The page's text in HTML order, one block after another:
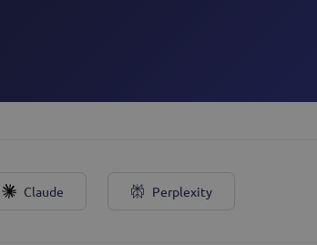
Claude Perplexity